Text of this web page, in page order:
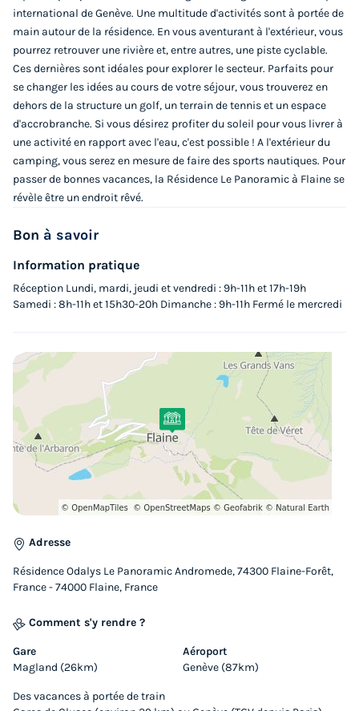
Meilleur prix pour 7 nuits
Modifier les dates
1 249 €
Voir les logements
APPARTEMENT 4 personnes - 2 pièces
Surface
34m²
Adultes
4
Chambres Salle de bain
Animaux autorisés * Lave-vaisselle
Réfrigérateur
APPARTEMENT 4 personnes - 2 pièces
09/01/2027au16/01/2027
Meilleur prix pour 7 nuits
1 349 €
international de Genève. Une multitude d'activités sont à portée de
main autour de la résidence. En vous aventurant à l'extérieur, vous
pourrez retrouver une rivière et, entre autres, une piste cyclable.
Ces dernières sont idéales pour explorer le secteur. Parfaits pour
se changer les idées au cours de votre séjour, vous trouverez en
dehors de la structure un golf, un terrain de tennis et un espace
d'accrobranche. Si vous désirez profiter du soleil pour vous livrer à
une activité en rapport avec l'eau, c'est possible ! A l'extérieur du
camping, vous serez en mesure de faire des sports nautiques. Pour
passer de bonnes vacances, la Résidence Le Panoramic à Flaine se
révèle être un endroit rêvé.
Bon à savoir
Information pratique
Réception Lundi, mardi, jeudi et vendredi : 9h-11h et 17h-19h
Samedi : 8h-11h et 15h30-20h Dimanche : 9h-11h Fermé le mercredi
Adresse
Résidence Odalys Le Panoramic Andromede, 74300 Flaine-Forêt,
France - 74000 Flaine, France
Comment s'y rendre ?
Gare
Magland (26km)
Aéroport
Genève (87km)
Des vacances à portée de train